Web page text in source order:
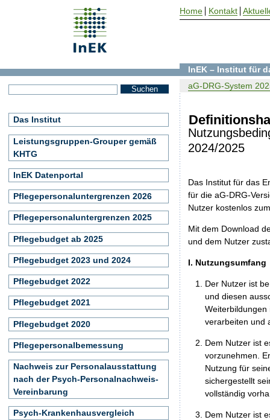
2024/2025
Das Institut für das
für die aG-DRG-
Nutzer kostenlos
Mit dem Download
und dem Nutzer
I. Nutzungsumfang
Der Nutzer ist
und diesen
verarbeiten und
Dem Nutzer ist
vorzunehmen.
Nutzung für
sichergestellt
vollständig
Dem Nutzer ist
InEK – Institut für
aG-DRG-System
Das Institut
Leistungsgruppen-Grouper gemäß
KHTG
InEK Datenportal
Pflegepersonaluntergrenzen 2026
Pflegepersonaluntergrenzen 2025
Pflegebudget ab 2025
Pflegebudget 2023 und 2024
Pflegebudget 2022
Pflegebudget 2021
Pflegebudget 2020
Pflegepersonalbemessung
Nachweis zur Personalausstattung
nach der Psych-Personalnachweis-
Vereinbarung
Psych-Krankenhausvergleich
Home Kontakt